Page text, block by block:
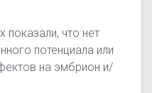
показали, что нет
потенциала или
на эмбрион и/